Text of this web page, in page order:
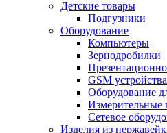
Детские товары
Подгузники
Оборудование
Компьютеры
Зернодробилки
GSM устройства
Оборудование
Измерительные
Сетевое
Изделия из